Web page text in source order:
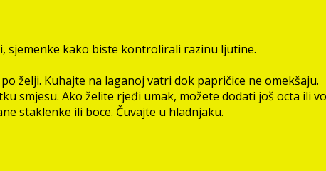
sjemenke kako biste kontrolirali razinu ljutine.
želji. Kuhajte na laganoj vatri dok papričice ne omekšaju.
smjesu. Ako želite rjeđi umak, možete dodati još octa ili
staklenke ili boce. Čuvajte u hladnjaku.